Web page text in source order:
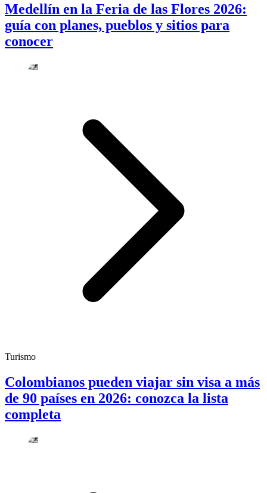
Medellín en la Feria de las Flores 2026:
guía con planes, pueblos y sitios para
conocer
Turismo
Colombianos pueden viajar sin visa a más
de 90 países en 2026: conozca la lista
completa